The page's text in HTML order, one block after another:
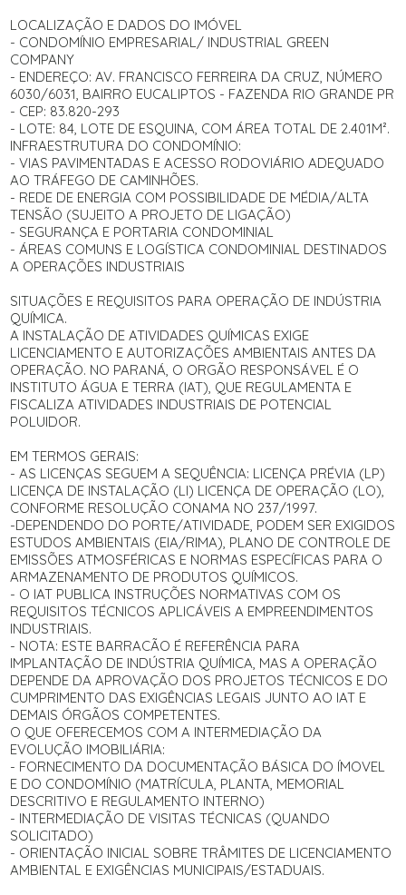
LOCALIZAÇÃO E DADOS DO IMÓVEL
- CONDOMÍNIO EMPRESARIAL/ INDUSTRIAL GREEN
COMPANY
- ENDEREÇO: AV. FRANCISCO FERREIRA DA CRUZ, NÚMERO
6030/6031, BAIRRO EUCALIPTOS - FAZENDA RIO GRANDE PR
- CEP: 83.820-293
- LOTE: 84, LOTE DE ESQUINA, COM ÁREA TOTAL DE 2.401M².
INFRAESTRUTURA DO CONDOMÍNIO:
- VIAS PAVIMENTADAS E ACESSO RODOVIÁRIO ADEQUADO
AO TRÁFEGO DE CAMINHÕES.
- REDE DE ENERGIA COM POSSIBILIDADE DE MÉDIA/ALTA
TENSÃO (SUJEITO A PROJETO DE LIGAÇÃO)
- SEGURANÇA E PORTARIA CONDOMINIAL
- ÁREAS COMUNS E LOGÍSTICA CONDOMINIAL DESTINADOS
A OPERAÇÕES INDUSTRIAIS
SITUAÇÕES E REQUISITOS PARA OPERAÇÃO DE INDÚSTRIA
QUÍMICA.
A INSTALAÇÃO DE ATIVIDADES QUÍMICAS EXIGE
LICENCIAMENTO E AUTORIZAÇÕES AMBIENTAIS ANTES DA
OPERAÇÃO. NO PARANÁ, O ORGÃO RESPONSÁVEL É O
INSTITUTO ÁGUA E TERRA (IAT), QUE REGULAMENTA E
FISCALIZA ATIVIDADES INDUSTRIAIS DE POTENCIAL
POLUIDOR.
EM TERMOS GERAIS:
- AS LICENÇAS SEGUEM A SEQUÊNCIA: LICENÇA PRÉVIA (LP)
LICENÇA DE INSTALAÇÃO (LI) LICENÇA DE OPERAÇÃO (LO),
CONFORME RESOLUÇÃO CONAMA NO 237/1997.
-DEPENDENDO DO PORTE/ATIVIDADE, PODEM SER EXIGIDOS
ESTUDOS AMBIENTAIS (EIA/RIMA), PLANO DE CONTROLE DE
EMISSÕES ATMOSFÉRICAS E NORMAS ESPECÍFICAS PARA O
ARMAZENAMENTO DE PRODUTOS QUÍMICOS.
- O IAT PUBLICA INSTRUÇÕES NORMATIVAS COM OS
REQUISITOS TÉCNICOS APLICÁVEIS A EMPREENDIMENTOS
INDUSTRIAIS.
- NOTA: ESTE BARRACÃO É REFERÊNCIA PARA
IMPLANTAÇÃO DE INDÚSTRIA QUÍMICA, MAS A OPERAÇÃO
DEPENDE DA APROVAÇÃO DOS PROJETOS TÉCNICOS E DO
CUMPRIMENTO DAS EXIGÊNCIAS LEGAIS JUNTO AO IAT E
DEMAIS ÓRGÃOS COMPETENTES.
O QUE OFERECEMOS COM A INTERMEDIAÇÃO DA
EVOLUÇÃO IMOBILIÁRIA:
- FORNECIMENTO DA DOCUMENTAÇÃO BÁSICA DO ÍMOVEL
E DO CONDOMÍNIO (MATRÍCULA, PLANTA, MEMORIAL
DESCRITIVO E REGULAMENTO INTERNO)
- INTERMEDIAÇÃO DE VISITAS TÉCNICAS (QUANDO
SOLICITADO)
- ORIENTAÇÃO INICIAL SOBRE TRÂMITES DE LICENCIAMENTO
AMBIENTAL E EXIGÊNCIAS MUNICIPAIS/ESTADUAIS.